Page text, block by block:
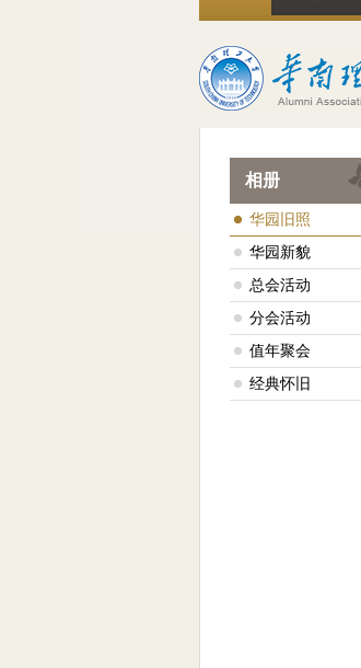
相册
华园旧照
华园新貌
总会活动
分会活动
值年聚会
经典怀旧